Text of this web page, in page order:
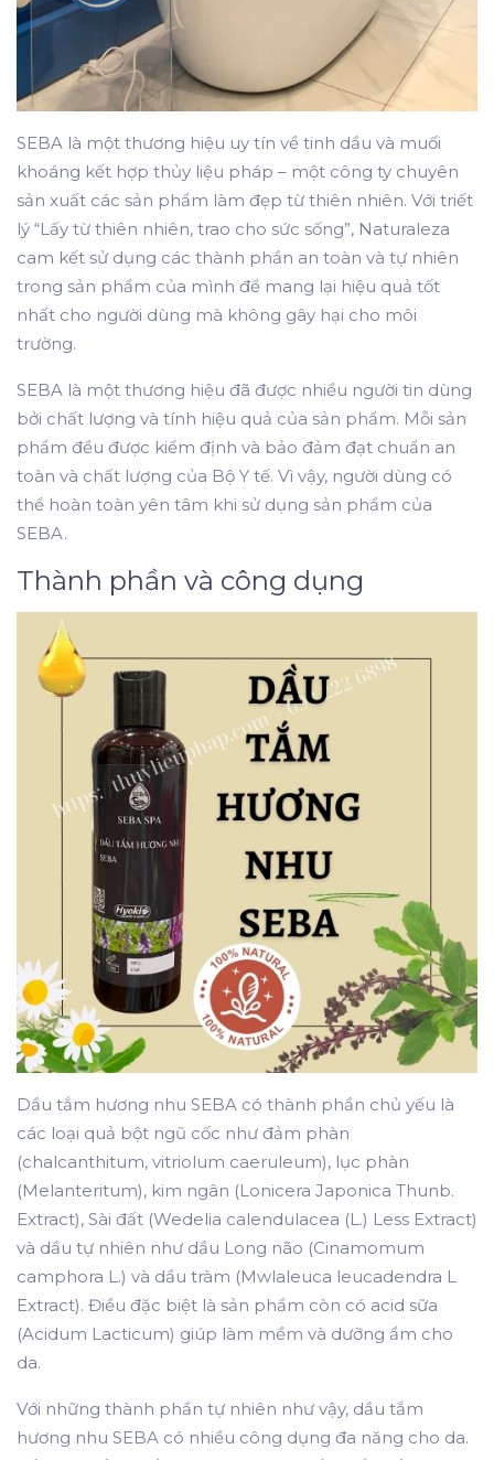
SEBA là một thương hiệu uy tín về tinh dầu và muối
khoáng kết hợp thủy liệu pháp – một công ty chuyên
sản xuất các sản phẩm làm đẹp từ thiên nhiên. Với triết
lý “Lấy từ thiên nhiên, trao cho sức sống”, Naturaleza
cam kết sử dụng các thành phần an toàn và tự nhiên
trong sản phẩm của mình để mang lại hiệu quả tốt
nhất cho người dùng mà không gây hại cho môi
trường.
SEBA là một thương hiệu đã được nhiều người tin dùng
bởi chất lượng và tính hiệu quả của sản phẩm. Mỗi sản
phẩm đều được kiểm định và bảo đảm đạt chuẩn an
toàn và chất lượng của Bộ Y tế. Vì vậy, người dùng có
thể hoàn toàn yên tâm khi sử dụng sản phẩm của
SEBA.
Thành phần và công dụng
Dầu tắm hương nhu SEBA có thành phần chủ yếu là
các loại quả bột ngũ cốc như đảm phàn
(chalcanthitum, vitriolum caeruleum), lục phàn
(Melanteritum), kim ngân (Lonicera Japonica Thunb.
Extract), Sài đất (Wedelia calendulacea (L.) Less Extract)
và dầu tự nhiên như dầu Long não (Cinamomum
camphora L.) và dầu tràm (Mwlaleuca leucadendra L
Extract). Điều đặc biệt là sản phẩm còn có acid sữa
(Acidum Lacticum) giúp làm mềm và dưỡng ẩm cho
da.
Với những thành phần tự nhiên như vậy, dầu tắm
hương nhu SEBA có nhiều công dụng đa năng cho da.